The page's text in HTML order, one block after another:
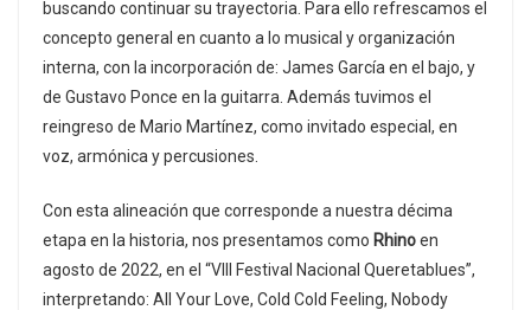
buscando continuar su trayectoria. Para ello refrescamos el
concepto general en cuanto a lo musical y organización
interna, con la incorporación de: James García en el bajo, y
de Gustavo Ponce en la guitarra. Además tuvimos el
reingreso de Mario Martínez, como invitado especial, en
voz, armónica y percusiones.
Con esta alineación que corresponde a nuestra décima
etapa en la historia, nos presentamos como Rhinoen
agosto de 2022, en el “VIII Festival Nacional Queretablues”,
interpretando: All Your Love, Cold Cold Feeling, Nobody